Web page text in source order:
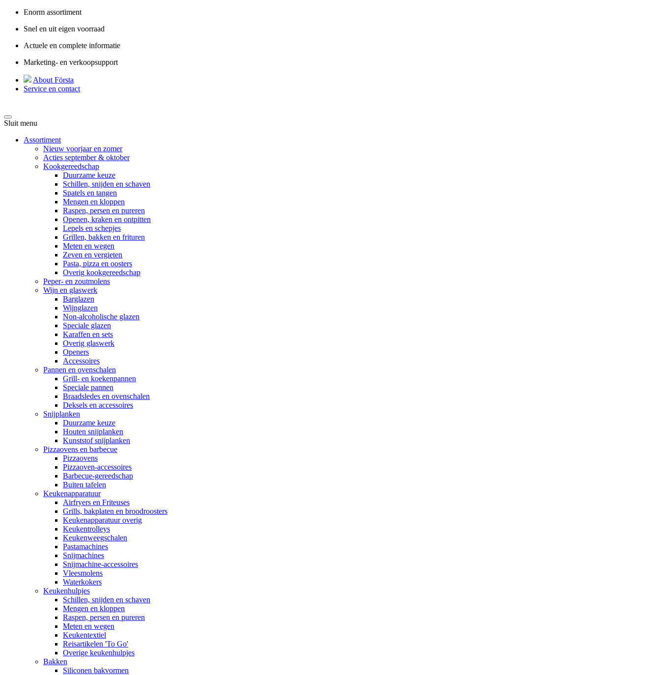
Enorm assortiment
Snel en uit eigen voorraad
Actuele en complete informatie
Marketing- en verkoopsupport
About Första
Service en contact
Sluit menu
Assortiment
Nieuw voorjaar en zomer
Acties september & oktober
Kookgereedschap
Duurzame keuze
Schillen, snijden en schaven
Spatels en tangen
Mengen en kloppen
Raspen, persen en pureren
Openen, kraken en ontpitten
Lepels en schepjes
Grillen, bakken en frituren
Meten en wegen
Zeven en vergieten
Pasta, pizza en oosters
Overig kookgereedschap
Peper- en zoutmolens
Wijn en glaswerk
Barglazen
Wijnglazen
Non-alcoholische glazen
Speciale glazen
Karaffen en sets
Overig glaswerk
Openers
Accessoires
Pannen en ovenschalen
Grill- en koekenpannen
Speciale pannen
Braadsledes en ovenschalen
Deksels en accessoires
Snijplanken
Duurzame keuze
Houten snijplanken
Kunststof snijplanken
Pizzaovens en barbecue
Pizzaovens
Pizzaoven-accessoires
Barbecue-gereedschap
Buiten tafelen
Keukenapparatuur
Airfryers en Friteuses
Grills, bakplaten en broodroosters
Keukenapparatuur overig
Keukentrolleys
Keukenweegschalen
Pastamachines
Snijmachines
Snijmachine-accessoires
Vleesmolens
Waterkokers
Keukenhulpjes
Schillen, snijden en schaven
Mengen en kloppen
Raspen, persen en pureren
Meten en wegen
Keukentextiel
Reisartikelen 'To Go'
Overige keukenhulpjes
Bakken
Siliconen bakvormen